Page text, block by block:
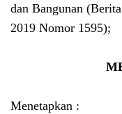
dan Bangunan
2019 Nomor
Menetapkan :